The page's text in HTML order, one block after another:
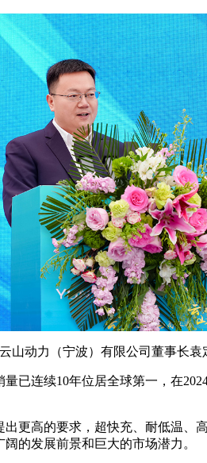
云山动力（宁波）有限公司董事长袁
已连续10年位居全球第一，在
更高的要求，超快充、耐低温
的发展前景和巨大的市场潜力。